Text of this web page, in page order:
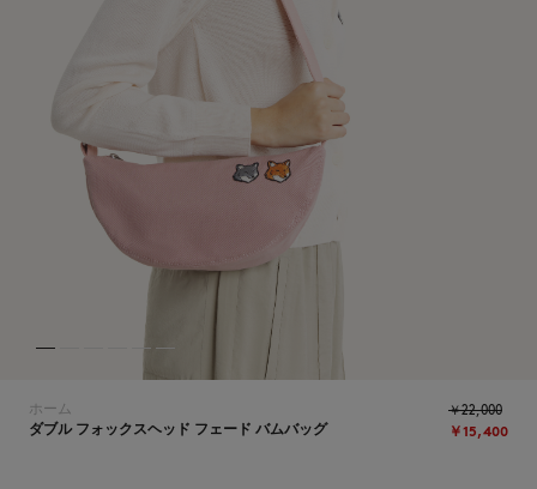
ホーム
ダブル フォックスヘッド フェード バムバッグ
￥15,400
￥22,000